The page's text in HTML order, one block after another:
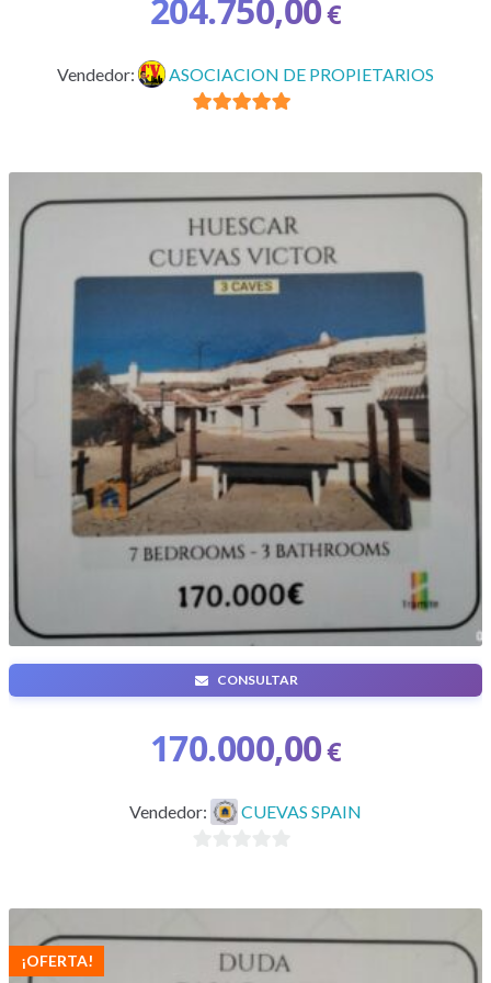
204.750,00€
Vendedor: ASOCIACION DE PROPIETARIOS
CUEVA 7 habitaciones 3 Baños
170.000,00€
CONSULTAR
Vendedor: CUEVAS SPAIN
5
¡OFERTA!